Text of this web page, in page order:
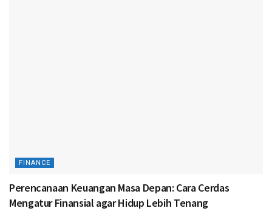
FINANCE
Perencanaan Keuangan Masa Depan: Cara Cerdas
Mengatur Finansial agar Hidup Lebih Tenang